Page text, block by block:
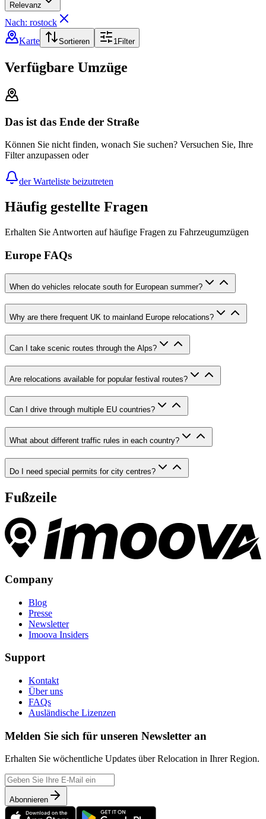
Relevanz
Nach: rostock
Karte
Sortieren 1Filter
Verfügbare Umzüge
Das ist das Ende der Straße
Können Sie nicht finden, wonach Sie suchen? Versuchen Sie, Ihre
Filter anzupassen oder
der Warteliste beizutreten
Häufig gestellte Fragen
Erhalten Sie Antworten auf häufige Fragen zu Fahrzeugumzügen
Europe FAQs
When do vehicles relocate south for European summer?
Why are there frequent UK to mainland Europe relocations?
Can I take scenic routes through the Alps?
Are relocations available for popular festival routes?
Can I drive through multiple EU countries?
What about different traffic rules in each country?
Do I need special permits for city centres?
Fußzeile
Company
Blog
Presse
Newsletter
Imoova Insiders
Support
Kontakt
Über uns
FAQs
Ausländische Lizenzen
Melden Sie sich für unseren Newsletter an
Erhalten Sie wöchentliche Updates über Relocation in Ihrer Region.
Abonnieren